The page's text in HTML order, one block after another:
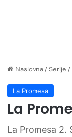
Naslovna / Serije /
La Promesa
La
La Promesa 2.